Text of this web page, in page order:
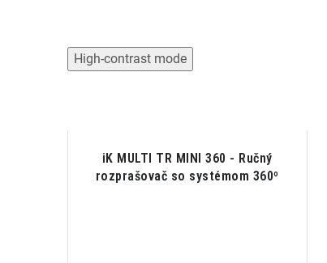
High-contrast mode
iK MULTI TR MINI 360 - Ručný
rozprašovač so systémom 360º